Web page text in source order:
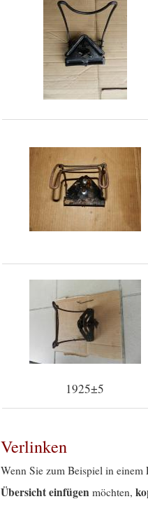
1925±5
Verlinken
Wenn Sie zum Beispiel in
Übersicht einfügen möchten,